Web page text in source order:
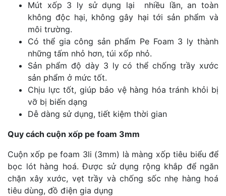
Mút xốp 3 ly sử dụng lại nhiều lần, an toàn
không độc hại, không gây hại tới sản phẩm và
môi trường.
Có thể gia công sản phẩm Pe Foam 3 ly thành
những tấm nhỏ hơn, túi xốp nhỏ.
Sản phẩm độ dày 3 ly có thể chống trầy xước
sản phẩm ở mức tốt.
Chịu lực tốt, giúp bảo vệ hàng hóa tránh khỏi bị
vỡ bị biến dạng
Dễ dàng sử dụng, tiết kiệm thời gian
Quy cách cuộn xốp pe foam 3mm
Cuộn xốp pe foam 3li (3mm) là màng xốp tiêu biểu để
bọc lót hàng hoá. Được sử dụng rộng khắp để ngăn
chặn xây xước, vẹt trầy và chống sốc nhẹ hàng hoá
tiêu dùng, đồ điện gia dụng